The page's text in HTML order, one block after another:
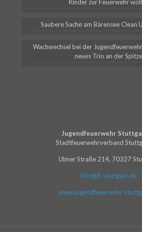
Kinder zur Feuerwehr
Saubere Sache am Bärensee Clean
Wachwechsel bei der
neues Trio an der Spitze
Jugendfeuerwehr
Stadtfeuerwehrverband
Ulmer Straße 214, 70327
info@jf-stuttgart.de
www.jugendfeuerwehr-